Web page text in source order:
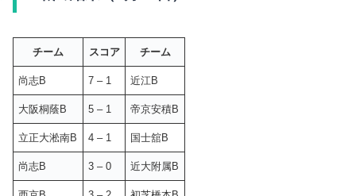
チーム スコア チーム
尚志B 7 – 1 近江B
大阪桐蔭B 5 – 1 帝京安積B
立正大淞南B 4 – 1 国士舘B
尚志B 3 – 0 近大附属B